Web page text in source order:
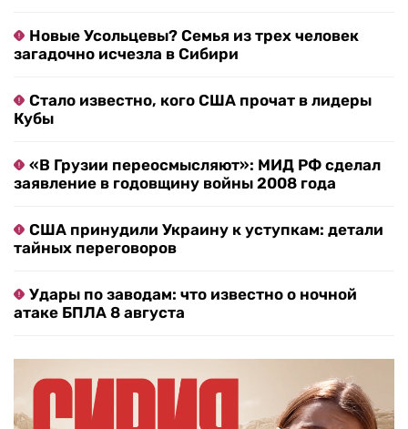
Новые Усольцевы? Семья из трех человек
загадочно исчезла в Сибири
Стало известно, кого США прочат в лидеры
Кубы
«В Грузии переосмысляют»: МИД РФ сделал
заявление в годовщину войны 2008 года
США принудили Украину к уступкам: детали
тайных переговоров
Удары по заводам: что известно о ночной
атаке БПЛА 8 августа